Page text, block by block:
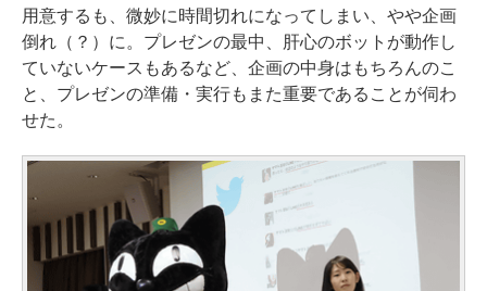
用意するも、微妙に時間切れになってしまい、やや企画
倒れ（？）に。プレゼンの最中、肝心のボットが動作し
ていないケースもあるなど、企画の中身はもちろんのこ
と、プレゼンの準備・実行もまた重要であることが伺わ
せた。